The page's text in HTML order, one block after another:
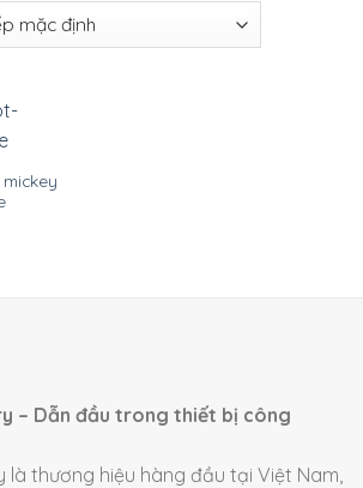
– Dẫn đầu trong thiết bị công
là thương hiệu hàng đầu tại Việt Nam,